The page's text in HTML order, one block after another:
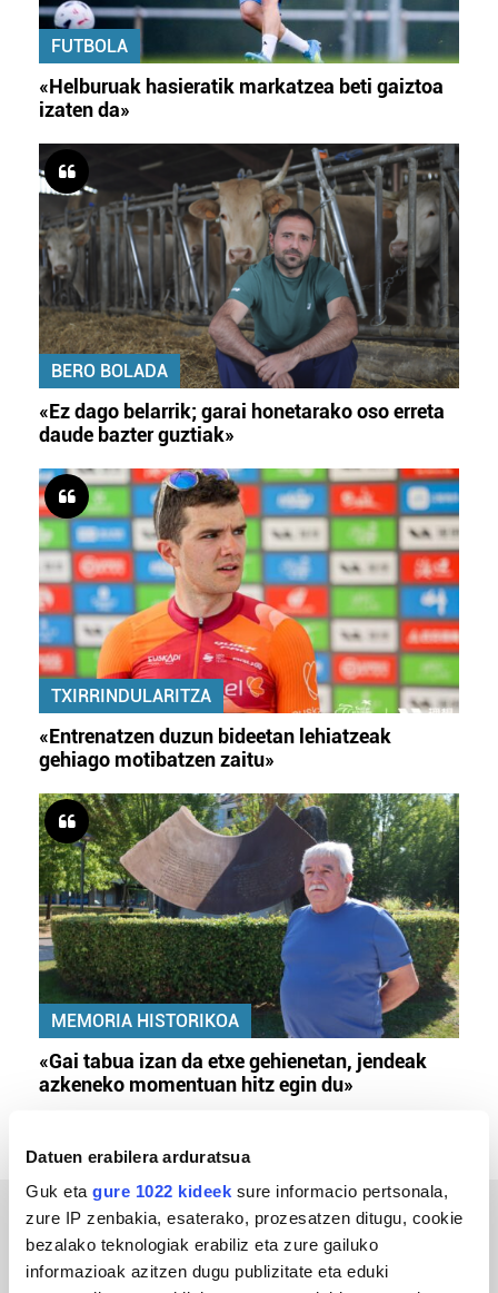
Datuen erabilera arduratsua
Guk eta gure 1022 kideek sure informacio pertsonala,
zure IP zenbakia, esaterako, prozesatzen ditugu, cookie
bezalako teknologiak erabiliz eta zure gailuko
informazioak azitzen dugu publizitate eta eduki
FUTBOLA
«Helburuak hasieratik markatzea beti gaiztoa
izaten da»
BERO BOLADA
«Ez dago belarrik; garai honetarako oso erreta
daude bazter guztiak»
TXIRRINDULARITZA
«Entrenatzen duzun bideetan lehiatzeak
gehiago motibatzen zaitu»
MEMORIA HISTORIKOA
«Gai tabua izan da etxe gehienetan, jendeak
azkeneko momentuan hitz egin du»
ERREPORTAJEAK